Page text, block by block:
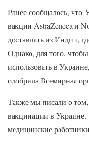
Ранее сообщалось, что
вакцин AstraZeneca и
доставлять из Индии,
Однако, для того,
использовать в
одобрила Всемирная
Также мы писали о том,
вакцинации в
медицинские